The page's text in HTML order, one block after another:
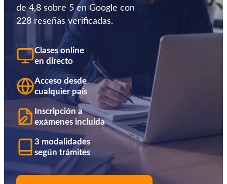
de 4,8 sobre 5 en Google con
228 reseñas verificadas.
Clases online
en directo
Acceso desde
cualquier país
Inscripción a
exámenes incluida
3 modalidades
según trámites